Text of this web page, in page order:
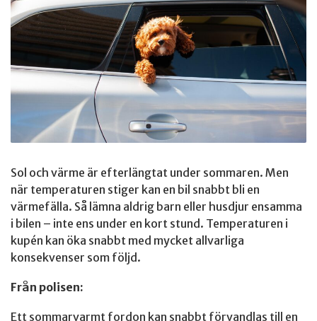
Sol och värme är efterlängtat under sommaren. Men
när temperaturen stiger kan en bil snabbt bli en
värmefälla. Så lämna aldrig barn eller husdjur ensamma
i bilen – inte ens under en kort stund. Temperaturen i
kupén kan öka snabbt med mycket allvarliga
konsekvenser som följd.
Från polisen:
Ett sommarvarmt fordon kan snabbt förvandlas till en